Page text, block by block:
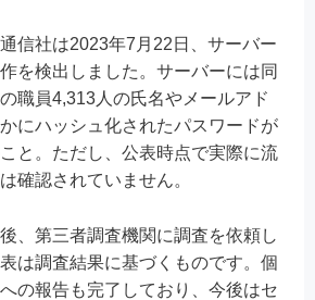
信社は2023年7月22日、サーバー
を検出しました。サーバーには同
職員4,313人の氏名やメールアド
にハッシュ化されたパスワードが
と。ただし、公表時点で実際に流
確認されていません。
、第三者調査機関に調査を依頼し
は調査結果に基づくものです。個
の報告も完了しており、今後はセ